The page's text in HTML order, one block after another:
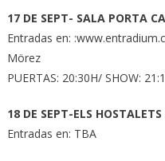
17 DE SEPT- SALA PORTA
Entradas en:
Mörez
PUERTAS: 20:30H/ SHOW:
18 DE SEPT-ELS
Entradas en: TBA